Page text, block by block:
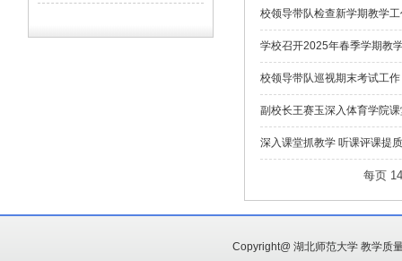
校领导带队检查新学期教学
学校召开2025年春季学期教
校领导带队巡视期末考试工作
副校长王赛玉深入体育学院
深入课堂抓教学 听课评课提
每页 14
Copyright@ 湖北师范大学 教学质